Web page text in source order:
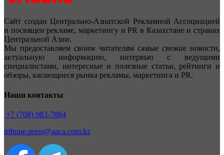
Сайт создан Центрально-Азиатской Рекламной Ассоциацией
и посвящен рекламе, маркетингу и PR в Казахстане и странах
Центральной Азии.
Мы предоставляем своим читателям самые свежие новости,
актуальную информацию, интервью с ведущими
специалистами, интересные и полезные статьи, рейтинги и
обзоры, касающиеся рынка рекламы, маркетинга и PR.
Наши контакты
+7 (708) 983-7884
tribune.press@aaca.com.kz